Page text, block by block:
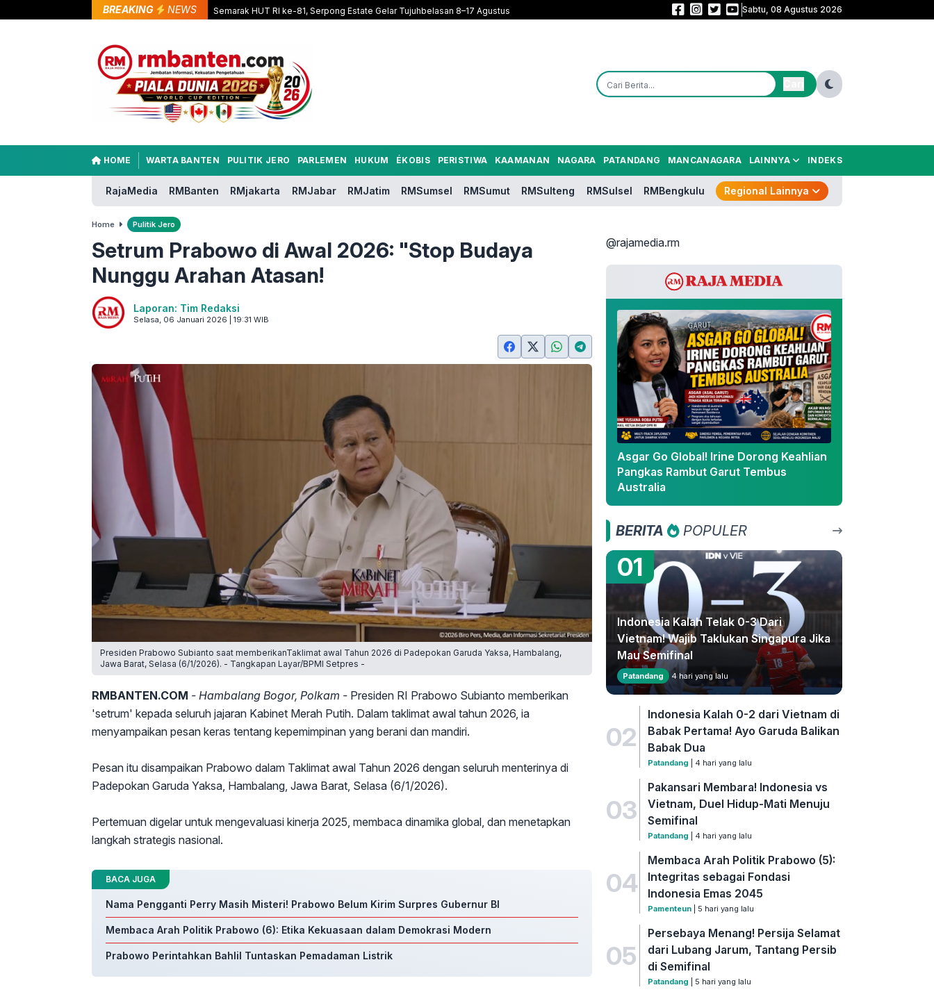
BREAKING NEWS Semarak HUT RI ke-81, Serpong Estate Gelar Tujuhbelasan 8–17 Agustus Nama Pengganti Perry Masih Misteri! Prabowo Belum Kirim Surpres
Sabtu, 08 Agustus 2026
HOME WARTA BANTEN PULITIK JERO PARLEMEN HUKUM ÉKOBIS PERISTIWA KAAMANAN NAGARA PATANDANG MANCANAGARA LAINNYA INDEKS
RajaMedia RMBanten RMjakarta RMJabar RMJatim RMSumsel RMSumut RMSulteng RMSulsel RMBengkulu Regional Lainnya
Home Pulitik Jero
Setrum Prabowo di Awal 2026: "Stop Budaya
Nunggu Arahan Atasan!
Laporan: Tim Redaksi
Selasa, 06 Januari 2026 | 19:31 WIB
Presiden Prabowo Subianto saat memberikanTaklimat awal Tahun 2026 di Padepokan Garuda Yaksa, Hambalang,
Jawa Barat, Selasa (6/1/2026). - Tangkapan Layar/BPMI Setpres -
RMBANTEN.COM - Hambalang Bogor, Polkam - Presiden RI Prabowo Subianto memberikan
'setrum' kepada seluruh jajaran Kabinet Merah Putih. Dalam taklimat awal tahun 2026, ia
menyampaikan pesan keras tentang kepemimpinan yang berani dan mandiri.
Pesan itu disampaikan Prabowo dalam Taklimat awal Tahun 2026 dengan seluruh menterinya di
Padepokan Garuda Yaksa, Hambalang, Jawa Barat, Selasa (6/1/2026).
Pertemuan digelar untuk mengevaluasi kinerja 2025, membaca dinamika global, dan menetapkan
langkah strategis nasional.
BACA JUGA
Nama Pengganti Perry Masih Misteri! Prabowo Belum Kirim Surpres Gubernur BI
Membaca Arah Politik Prabowo (6): Etika Kekuasaan dalam Demokrasi Modern
Prabowo Perintahkan Bahlil Tuntaskan Pemadaman Listrik
@rajamedia.rm
Asgar Go Global! Irine Dorong Keahlian
Pangkas Rambut Garut Tembus
Australia
BERITA POPULER
01
Indonesia Kalah Telak 0-3 Dari
Vietnam! Wajib Taklukan Singapura Jika
Mau Semifinal
Patandang 4 hari yang lalu
02
Indonesia Kalah 0-2 dari Vietnam di
Babak Pertama! Ayo Garuda Balikan
Babak Dua
Patandang | 4 hari yang lalu
03
Pakansari Membara! Indonesia vs
Vietnam, Duel Hidup-Mati Menuju
Semifinal
Patandang | 4 hari yang lalu
04
Membaca Arah Politik Prabowo (5):
Integritas sebagai Fondasi
Indonesia Emas 2045
Pamenteun | 5 hari yang lalu
05
Persebaya Menang! Persija Selamat
dari Lubang Jarum, Tantang Persib
di Semifinal
Patandang | 5 hari yang lalu